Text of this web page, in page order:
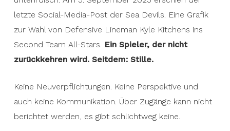
letzte Social-Media-Post der Sea Devils. Eine Grafik
zur Wahl von Defensive Lineman Kyle Kitchens ins
Second Team All-Stars. Ein Spieler, der nicht
zurückkehren wird. Seitdem: Stille.
Keine Neuverpflichtungen. Keine Perspektive und
auch keine Kommunikation. Über Zugänge kann nicht
berichtet werden, es gibt schlichtweg keine.